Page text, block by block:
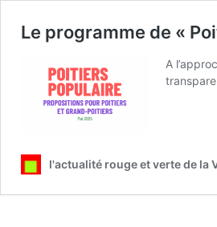
Le programme de «
A
l'actualité rouge et verte de la